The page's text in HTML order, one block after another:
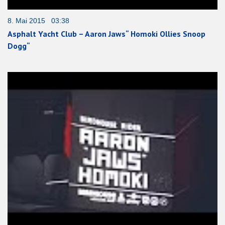
8. Mai 2015 03:38
Asphalt Yacht Club – Aaron Jaws“ Homoki Ollies Snoop
Dogg“